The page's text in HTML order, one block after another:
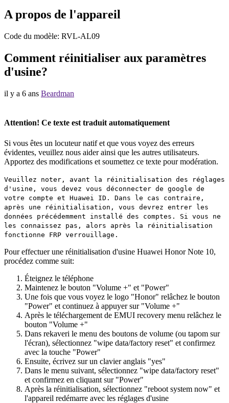
A propos de l'appareil
Code du modèle: RVL-AL09
Comment réinitialiser aux paramètres
d'usine?
il y a 6 ans Beardman
Attention! Ce texte est traduit automatiquement
Si vous êtes un locuteur natif et que vous voyez des erreurs
évidentes, veuillez nous aider ainsi que les autres utilisateurs.
Apportez des modifications et soumettez ce texte pour modération.
Veuillez noter, avant la réinitialisation des réglages
d'usine, vous devez vous déconnecter de google de
votre compte et Huawei ID. Dans le cas contraire,
après une réinitialisation, vous devrez entrer les
données précédemment installé des comptes. Si vous ne
les connaissez pas, alors après la réinitialisation
fonctionne FRP verrouillage.
Pour effectuer une réinitialisation d'usine Huawei Honor Note 10,
procédez comme suit:
Éteignez le téléphone
Maintenez le bouton "Volume +" et "Power"
Une fois que vous voyez le logo "Honor" relâchez le bouton
"Power" et continuez à appuyer sur "Volume +"
Après le téléchargement de EMUI recovery menu relâchez le
bouton "Volume +"
Dans rekaveri le menu des boutons de volume (ou tapom sur
l'écran), sélectionnez "wipe data/factory reset" et confirmez
avec la touche "Power"
Ensuite, écrivez sur un clavier anglais "yes"
Dans le menu suivant, sélectionnez "wipe data/factory reset"
et confirmez en cliquant sur "Power"
Après la réinitialisation, sélectionnez "reboot system now" et
l'appareil redémarre avec les réglages d'usine